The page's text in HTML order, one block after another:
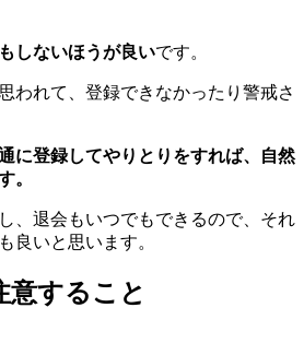
しないほうが良いです。
われて、登録できなかったり警戒さ
に登録してやりとりをすれば、自然
。
、退会もいつでもできるので、それ
良いと思います。
意すること